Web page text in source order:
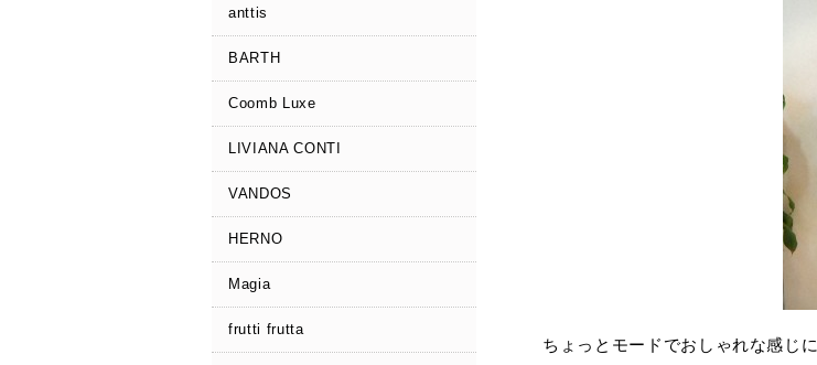
anttis
BARTH
Coomb Luxe
LIVIANA CONTI
VANDOS
HERNO
Magia
frutti frutta
ちょっとモードでおしゃれな感じに